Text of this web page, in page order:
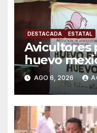
DESTACADA ESTATAL
Avicultores
huevo
AGO 6, 2026